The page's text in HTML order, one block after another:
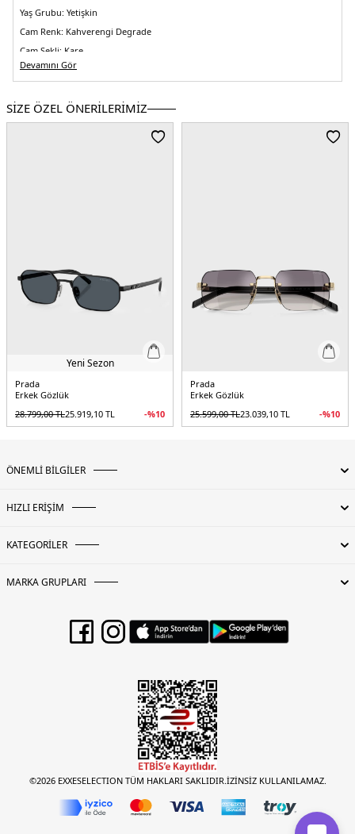
Yaş Grubu: Yetişkin
Cam Renk: Kahverengi Degrade
Cam Şekli: Kare
Çerçeve Renk:
Köprü Tasarımı:Standart
Köprü Ölçüsü:20 mm
Devamını Gör
SİZE ÖZEL ÖNERİLERİMİZ
Yeni Sezon
Prada
Erkek Gözlük
28.799,00TL25.919,10 TL -%10
Prada
Erkek Gözlük
25.599,00TL23.039,10 TL -%10
ÖNEMLİ BİLGİLER
HIZLI ERİŞİM
KATEGORİLER
MARKA GRUPLARI
©2026 EXXESELECTION TÜM HAKLARI SAKLIDIR.İZİNSİZ KULLANILAMAZ.